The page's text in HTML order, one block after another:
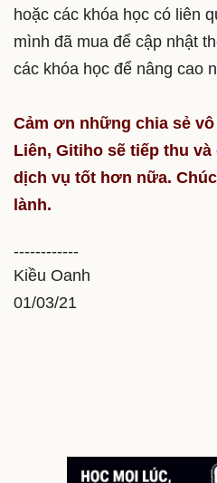
hoặc các khóa học có liên
mình đã mua để cập nhật
các khóa học để nâng cao
Cảm ơn những chia sẻ
Liên, Gitiho sẽ tiếp thu
dịch vụ tốt hơn nữa.
lành.
------------
Kiều Oanh
01/03/21